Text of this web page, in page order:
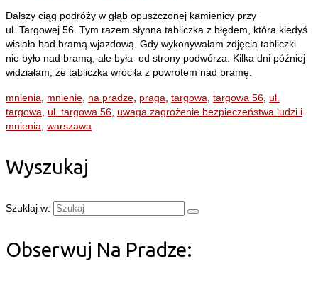
Dalszy ciąg podróży w głąb opuszczonej kamienicy przy
ul. Targowej 56. Tym razem słynna tabliczka z błędem, która kiedyś
wisiała bad bramą wjazdową. Gdy wykonywałam zdjęcia tabliczki
nie było nad bramą, ale była od strony podwórza. Kilka dni później
widziałam, że tabliczka wróciła z powrotem nad bramę.
mnienia mnienie na pradze praga targowa targowa 56 ul.
targowa ul. targowa 56 uwaga zagrożenie bezpieczeństwa ludzi i
mnienia warszawa
Wyszukaj
Szuklaj w:
Obserwuj Na Pradze: